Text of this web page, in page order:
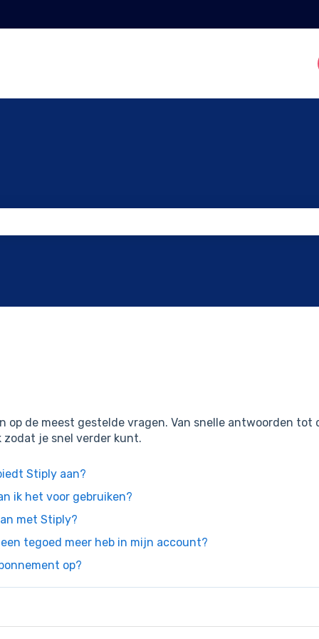
op de meest gestelde vragen. Van snelle antwoorden tot
zodat je snel verder kunt.
Stiply aan?
ik het voor gebruiken?
met Stiply?
tegoed meer heb in mijn account?
op?